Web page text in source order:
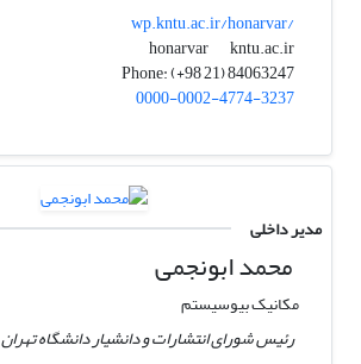
wp.kntu.ac.ir/honarvar/
honarvar
kntu.ac.ir
Phone: (+98 21) 84063247
0000-0002-4774-3237
مدیر داخلی
محمد ابونجمی
مکانیک بیوسیستم
رئیس شورای انتشارات و دانشیار دانشگاه تهران